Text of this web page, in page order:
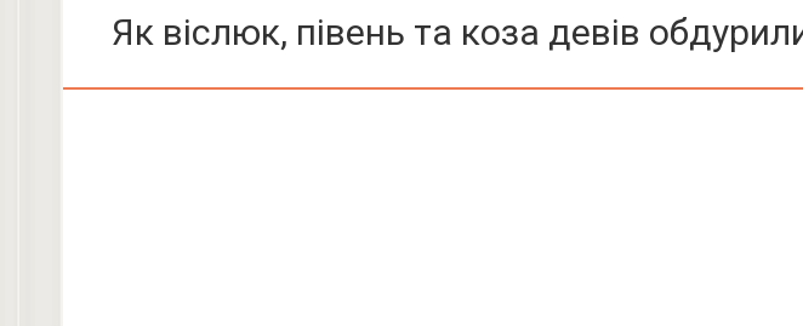
Як віслюк, півень та коза девів